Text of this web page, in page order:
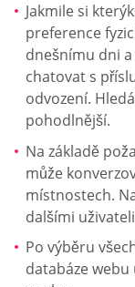
Jakmile si
preference
dnešnímu dni
chatovat s
odvození.
pohodlnější.
Na základě
může
místnostech.
dalšími
Po výběru
databáze